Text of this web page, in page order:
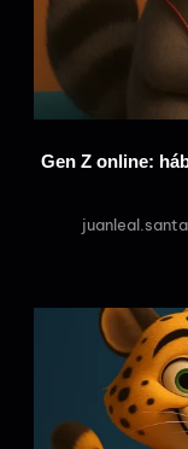
Gen Z online: